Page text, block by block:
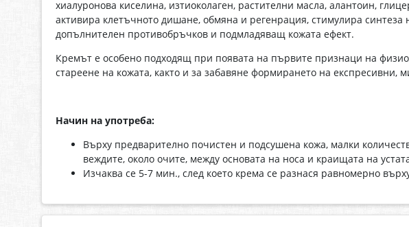
хиалуронова киселина, изтиоколаген, растителни масла, алантоин,
активира клетъчното дишане, обмяна и регенрация, стимулира синтеза
допълнителен противобръчков и подмладяващ кожата ефект.
Кремът е особено подходящ при появата на първите признаци на
стареене на кожата, както и за забавяне формирането на
Начин на употреба:
Върху предварително почистен и подсушена кожа, малки
веждите, около очите, между основата на носа и краищата на
Изчаква се 5-7 мин., след което крема се разнася равномерно